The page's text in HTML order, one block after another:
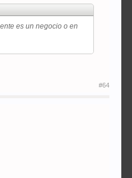
es un negocio o en
#64